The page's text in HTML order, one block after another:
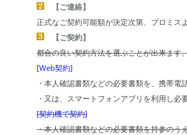
【ご連絡】
正式なご契約可能額が決定次第、プロミス
【ご契約】
都合の良い契約方法を選ぶことが出来ます
[Web契約]
・本人確認書類などの必要書類を、携帯
・又は、スマートフォンアプリを利用し必
[契約機で契約]
・本人確認書類などの必要書類を持参のう